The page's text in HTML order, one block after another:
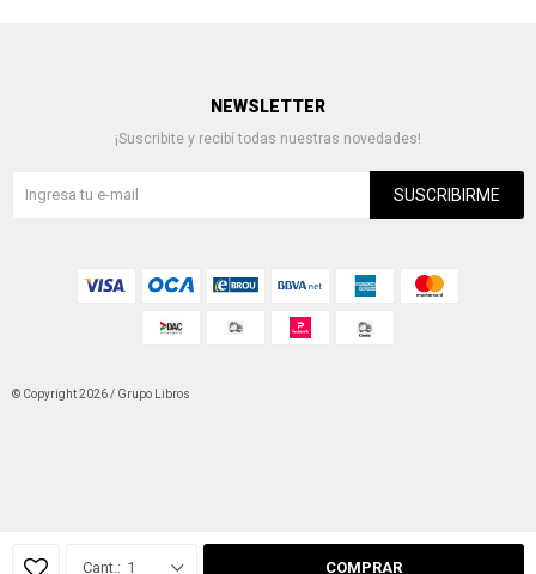
1 COMPRAR
NEWSLETTER
¡Suscribite y recibí todas nuestras novedades!
SUSCRIBIRME
© Copyright 2026 / Grupo Libros